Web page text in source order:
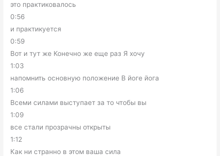
это практиковалось
0:56
и практикуется
0:59
Вот и тут же Конечно же еще раз Я хочу
1:03
напомнить основную положение В йоге йога
1:06
Всеми силами выступает за то чтобы вы
1:09
все стали прозрачны открыты
1:12
Как ни странно в этом ваша сила